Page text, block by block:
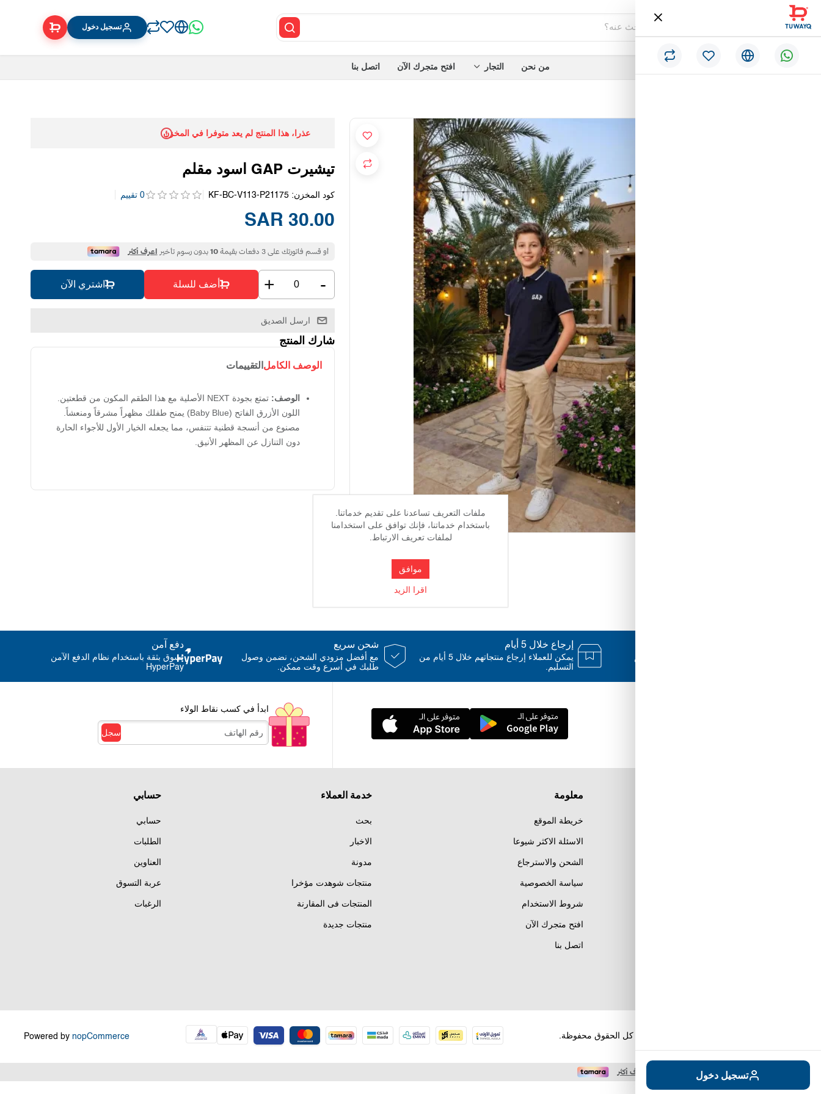
تسجيل دخول
تسجيل دخول
من نحن التجار افتح متجرك الآن اتصل بنا
عذرا، هذا المنتج لم يعد متوفرا في المخزن
تيشيرت GAP اسود مقلم
كود المخزن: KF-BC-V113-P21175 0 تقييم
30.00 SAR
-
+ أضف للسلة اشتري الآن
ارسل الصديق
شارك المنتج
الوصف الكامل التقييمات
الوصف:
تمتع بجودة NEXT الأصلية مع هذا الطقم المكون من قطعتين.
اللون الأزرق الفاتح (Baby Blue) يمنح طفلك مظهراً مشرقاً ومنعشاً.
مصنوع من أنسجة قطنية تتنفس، مما يجعله الخيار الأول للأجواء الحارة
دون التنازل عن المظهر الأنيق.
فريقنا متاح للإجابة على أسئلتك وتقديم
إرجاع خلال 5 أيام
يمكن للعملاء إرجاع منتجاتهم خلال 5 أيام من
التسليم.
شحن سريع
مع أفضل مزودي الشحن، نضمن وصول
طلبك في أسرع وقت ممكن.
دفع آمن
تسوق بثقة باستخدام نظام الدفع الآمن
HyperPay
ابدأ في كسب نقاط الولاء
سجل
معلومة
خريطة الموقع
الاسئلة الاكثر شيوعا
الشحن والاسترجاع
سياسة الخصوصية
شروط الاستخدام
افتح متجرك الآن
اتصل بنا
خدمة العملاء
بحث
الاخبار
مدونة
منتجات شوهدت مؤخرا
المنتجات فى المقارنة
منتجات جديدة
حسابي
حسابي
الطلبات
العناوين
عربة التسوق
الرغبات
Powered by nopCommerce
ملفات التعريف تساعدنا على تقديم خدماتنا.
باستخدام خدماتنا، فإنك توافق على استخدامنا
لملفات تعريف الارتباط.
موافق
اقرا الزيد